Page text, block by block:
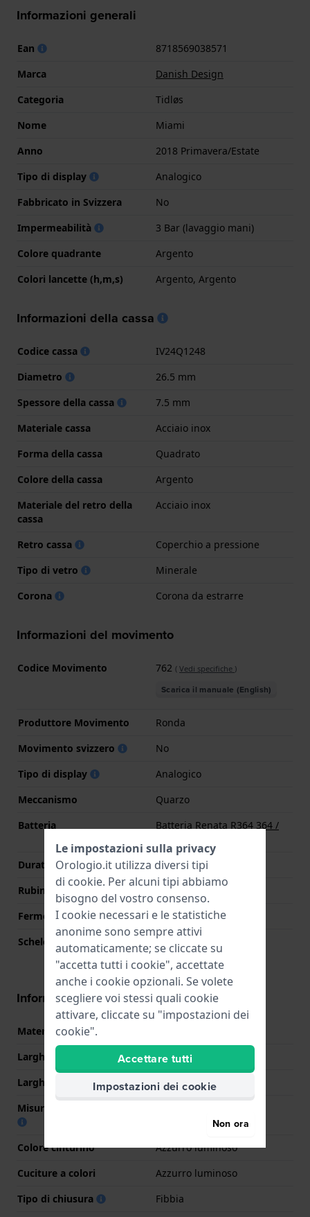
Informazioni generali
Ean
8718569038571
Marca
Danish Design
Categoria
Tidløs
Nome
Miami
Anno
2018 Primavera/Estate
Tipo di display
Analogico
Fabbricato in Svizzera
No
Impermeabilità
3 Bar (lavaggio mani)
Colore quadrante
Argento
Colori lancette (h,m,s)
Argento, Argento
Informazioni della cassa
Codice cassa
IV24Q1248
Diametro
26.5 mm
Spessore della cassa
7.5 mm
Materiale cassa
Acciaio inox
Forma della cassa
Quadrato
Colore della cassa
Argento
Materiale del retro della
cassa
Acciaio inox
Retro cassa
Coperchio a pressione
Tipo di vetro
Minerale
Corona
Corona da estrarre
Informazioni del movimento
Codice Movimento 762 ( Vedi specifiche )
Scarica il manuale (English)
Produttore Movimento
Ronda
Movimento svizzero
No
Tipo di display
Analogico
Meccanismo
Quarzo
Batteria
Batteria Renata R364 364 /
Durata della batteria
120 mesi
Rubini
Fermo macchina
Si
Scheletrato
No
Informazioni sul cinturino
Materiale Cinturino
Larghezza cinturino
18 mm
Larghezza tra Anse
18 mm
Misura cinturino alla fibbia
Colore cinturino
Azzurro luminoso
Cuciture a colori
Azzurro luminoso
Tipo di chiusura
Fibbia
Le impostazioni sulla privacy
Orologio.it utilizza diversi tipi
di cookie. Per alcuni tipi abbiamo
bisogno del vostro consenso.
I cookie necessari e le statistiche
anonime sono sempre attivi
automaticamente; se cliccate su
"accetta tutti i cookie", accettate
anche i cookie opzionali. Se volete
scegliere voi stessi quali cookie
attivare, cliccate su "impostazioni dei
cookie".
Accettare tutti
Impostazioni dei cookie
Non ora